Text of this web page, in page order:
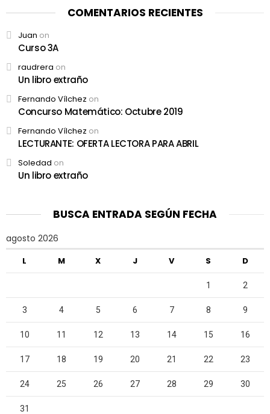
COMENTARIOS RECIENTES
Juan on
Curso 3A
raudrera on
Un libro extraño
Fernando Vílchez on
Concurso Matemático: Octubre 2019
Fernando Vílchez on
LECTURANTE: OFERTA LECTORA PARA ABRIL
Soledad on
Un libro extraño
BUSCA ENTRADA SEGÚN FECHA
agosto 2026
L M X J V S D
1 2
3 4 5 6 7 8 9
10 11 12 13 14 15 16
17 18 19 20 21 22 23
24 25 26 27 28 29 30
31